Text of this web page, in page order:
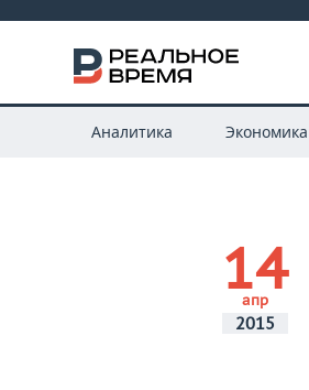
Аналитика Экономика
14
апр
2015